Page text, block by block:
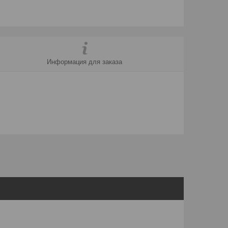
Информация для заказа